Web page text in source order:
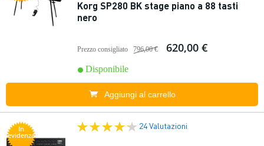
Korg SP280 BK stage piano a 88 tasti
nero
Prezzo consigliato 796,00 € 620,00 €
Disponibile
Aggiungi al carrello
In
evidenza
24 Valutazioni